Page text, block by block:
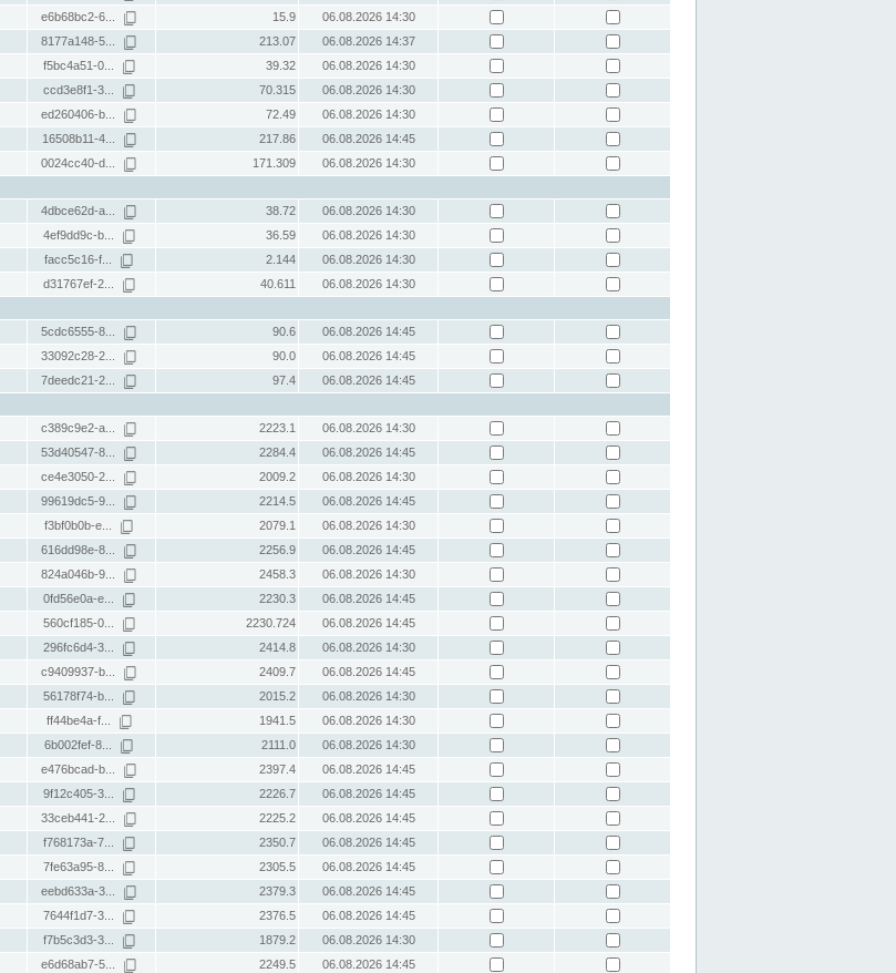
e6b68bc2-6... 15.9
06.08.2026 14:30
8177a148-5... 213.07
06.08.2026 14:37
f5bc4a51-0... 39.32
06.08.2026 14:30
ccd3e8f1-3... 70.315
06.08.2026 14:30
ed260406-b... 72.49
06.08.2026 14:30
16508b11-4... 217.86
06.08.2026 14:45
0024cc40-d... 171.309
06.08.2026 14:30
4dbce62d-a... 38.72
06.08.2026 14:30
4ef9dd9c-b... 36.59
06.08.2026 14:30
facc5c16-f... 2.144
06.08.2026 14:30
d31767ef-2... 40.611
06.08.2026 14:30
5cdc6555-8... 90.6
06.08.2026 14:45
33092c28-2... 90.0
06.08.2026 14:45
7deedc21-2... 97.4
06.08.2026 14:45
c389c9e2-a... 2223.1
06.08.2026 14:30
53d40547-8... 2284.4
06.08.2026 14:45
ce4e3050-2... 2009.2
06.08.2026 14:30
99619dc5-9... 2214.5
06.08.2026 14:45
f3bf0b0b-e... 2079.1
06.08.2026 14:30
616dd98e-8... 2256.9
06.08.2026 14:45
824a046b-9... 2458.3
06.08.2026 14:30
0fd56e0a-e... 2230.3
06.08.2026 14:45
560cf185-0... 2230.724
06.08.2026 14:45
296fc6d4-3... 2414.8
06.08.2026 14:30
c9409937-b... 2409.7
06.08.2026 14:45
56178f74-b... 2015.2
06.08.2026 14:30
ff44be4a-f... 1941.5
06.08.2026 14:30
6b002fef-8... 2111.0
06.08.2026 14:30
e476bcad-b... 2397.4
06.08.2026 14:45
9f12c405-3... 2226.7
06.08.2026 14:45
33ceb441-2... 2225.2
06.08.2026 14:45
f768173a-7... 2350.7
06.08.2026 14:45
7fe63a95-8... 2305.5
06.08.2026 14:45
eebd633a-3... 2379.3
06.08.2026 14:45
7644f1d7-3... 2376.5
06.08.2026 14:45
f7b5c3d3-3... 1879.2
06.08.2026 14:30
e6d68ab7-5... 2249.5
06.08.2026 14:45